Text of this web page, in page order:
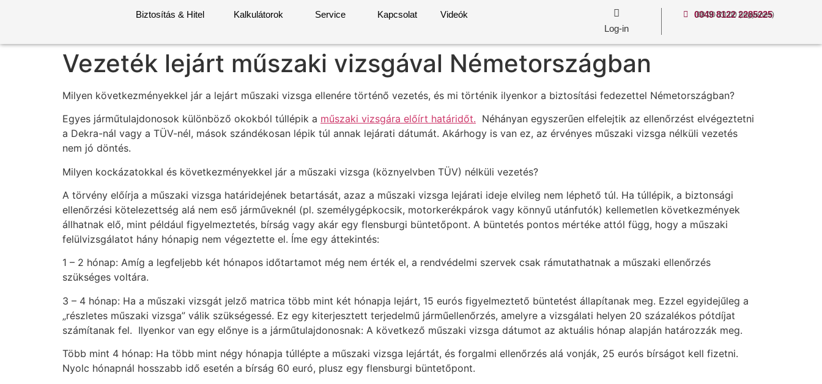
Biztosítás & Hitel Kalkulátorok Service Kapcsolat
Videók
Log-in
0049 8122 2285225
08:00-20:00 (ingyenes)
Vezeték lejárt műszaki vizsgával Németországban
Milyen következményekkel jár a lejárt műszaki vizsga ellenére történő vezetés, és mi történik ilyenkor a biztosítási fedezettel Németországban?
Egyes járműtulajdonosok különböző okokból túllépik a műszaki vizsgára előírt határidőt. Néhányan egyszerűen elfelejtik az ellenőrzést elvégeztetni
a Dekra-nál vagy a TÜV-nél, mások szándékosan lépik túl annak lejárati dátumát. Akárhogy is van ez, az érvényes műszaki vizsga nélküli vezetés
nem jó döntés.
Milyen kockázatokkal és következményekkel jár a műszaki vizsga (köznyelvben TÜV) nélküli vezetés?
A törvény előírja a műszaki vizsga határidejének betartását, azaz a műszaki vizsga lejárati ideje elvileg nem léphető túl. Ha túllépik, a biztonsági
ellenőrzési kötelezettség alá nem eső járműveknél (pl. személygépkocsik, motorkerékpárok vagy könnyű utánfutók) kellemetlen következmények
állhatnak elő, mint például figyelmeztetés, bírság vagy akár egy flensburgi büntetőpont. A büntetés pontos mértéke attól függ, hogy a műszaki
felülvizsgálatot hány hónapig nem végeztette el. Íme egy áttekintés:
1 – 2 hónap: Amíg a legfeljebb két hónapos időtartamot még nem érték el, a rendvédelmi szervek csak rámutathatnak a műszaki ellenőrzés
szükséges voltára.
3 – 4 hónap: Ha a műszaki vizsgát jelző matrica több mint két hónapja lejárt, 15 eurós figyelmeztető büntetést állapítanak meg. Ezzel egyidejűleg a
„részletes műszaki vizsga” válik szükségessé. Ez egy kiterjesztett terjedelmű járműellenőrzés, amelyre a vizsgálati helyen 20 százalékos pótdíjat
számítanak fel. Ilyenkor van egy előnye is a járműtulajdonosnak: A következő műszaki vizsga dátumot az aktuális hónap alapján határozzák meg.
Több mint 4 hónap: Ha több mint négy hónapja túllépte a műszaki vizsga lejártát, és forgalmi ellenőrzés alá vonják, 25 eurós bírságot kell fizetni.
Nyolc hónapnál hosszabb idő esetén a bírság 60 euró, plusz egy flensburgi büntetőpont.